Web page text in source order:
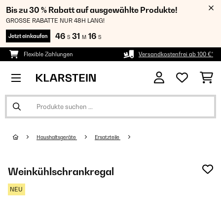
Bis zu 30 % Rabatt auf ausgewählte Produkte!
GROSSE RABATTE NUR 48H LANG!
Jetzt einkaufen 46 S 31 M 16 S
Flexible Zahlungen Versandkostenfrei ab 100 €*
Haushaltsgeräte Ersatzteile
Weinkühlschrankregal
NEU